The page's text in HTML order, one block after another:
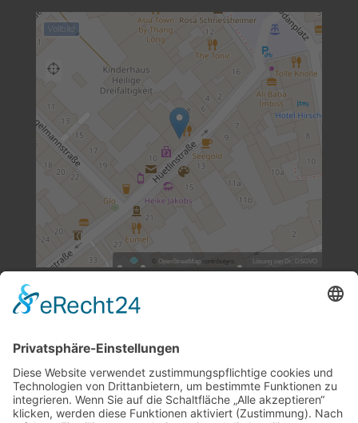
©OpenStreetMap contributors. Lösung von Dr. DSGVO
Vollbild
© Werbegruppe2.de